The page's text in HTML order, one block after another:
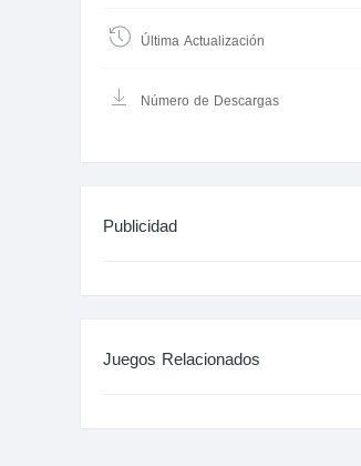
Última Actualización
Número de Descargas
Publicidad
Juegos Relacionados